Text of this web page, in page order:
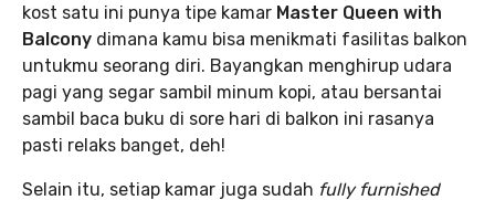
kost satu ini punya tipe kamar Master Queen with
Balcony dimana kamu bisa menikmati fasilitas balkon
untukmu seorang diri. Bayangkan menghirup udara
pagi yang segar sambil minum kopi, atau bersantai
sambil baca buku di sore hari di balkon ini rasanya
pasti relaks banget, deh!
Selain itu, setiap kamar juga sudah fully furnished